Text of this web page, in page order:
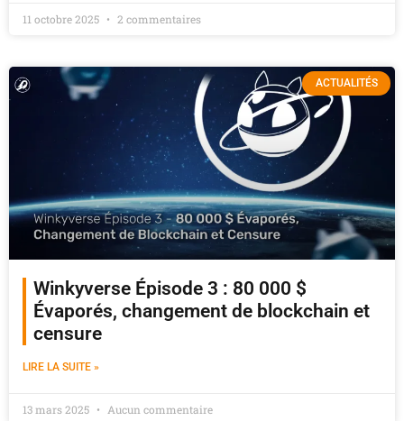
11 octobre 2025 2 commentaires
ACTUALITÉS
Winkyverse Épisode 3 : 80 000 $
Évaporés, changement de blockchain et
censure
LIRE LA SUITE »
13 mars 2025 Aucun commentaire